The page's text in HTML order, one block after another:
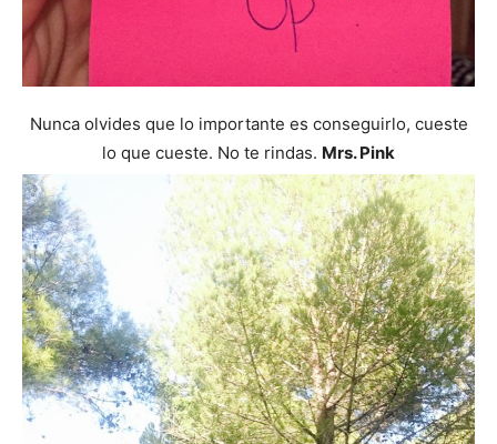
Nunca olvides que lo importante es conseguirlo, cueste
lo que cueste. No te rindas. Mrs. Pink